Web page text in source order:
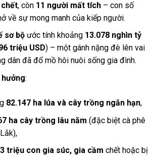
, còn 11 người mất tích– con số
về sự mong manh của kiếp người.
sơ bộước tính khoảng 13.078 nghìn tỷ
triệu USD) – một gánh nặng đè lên vai
dân đã đổ mồ hôi nuôi sống gia đình.
:
82.147 ha lúa và cây trồng ngắn hạn,
ha cây trồng lâu năm (đặc biệt cà phê
triệu con gia súc, gia cầm chết hoặc bị